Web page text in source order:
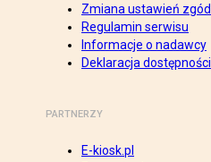
Zmiana ustawień zgód
Regulamin serwisu
Informacje o nadawcy
Deklaracja dostępności
PARTNERZY
E-kiosk.pl